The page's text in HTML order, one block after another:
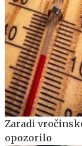
Zaradi
opozorilo